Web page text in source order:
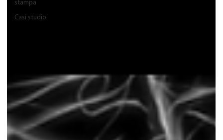
stampa
Casi studio